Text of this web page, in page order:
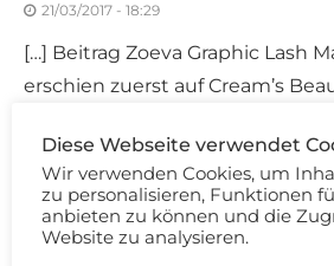
21/03/2017 - 18:29
[…] Beitrag Zoeva Graphic Lash
erschien zuerst auf Cream’s
CHRISTINA
21/03/2017 - 20:13
Hallo Carina,
Diese Webseite verwendet
Wir verwenden Cookies, um
zu personalisieren, Funktionen
anbieten zu können und die
Website zu analysieren.